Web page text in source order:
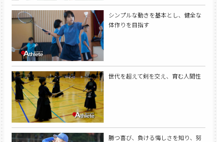
シンプルな動きを基本とし、健全な
体作りを目指す
世代を超えて剣を交え、育む人間性
勝つ喜び、負ける悔しさを知り、努